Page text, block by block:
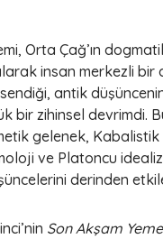
Orta Çağ’ın
insan merkezli bir
antik
bir zihinsel devrimdi.
gelenek,
ve Platoncu
derinden
Son Akşam